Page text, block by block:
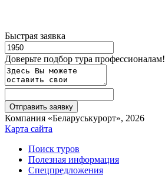
Быстрая заявка
Доверьте подбор тура профессионалам!
Компания «Беларуськурорт», 2026
Карта сайта
Поиск туров
Полезная информация
Спецпредложения